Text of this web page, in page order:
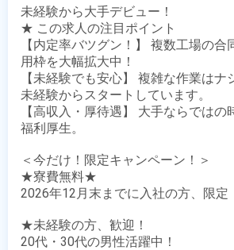
未経験から大手デビュー！
★ この求人の注目ポイント
【内定率バツグン！】 複数工場の
用枠を大幅拡大中！
【未経験でも安心】 複雑な作業は
未経験からスタートしています。
【高収入・厚待遇】 大手ならでは
福利厚生。
＜今だけ！限定キャンペーン！＞
★寮費無料★
2026年12月末までに入社の方、限定
★未経験の方、歓迎！
20代・30代の男性活躍中！